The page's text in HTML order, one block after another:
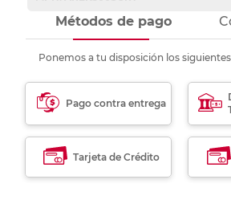
Métodos de pago
Ponemos a tu disposición los
Pago contra entrega
Tarjeta de Crédito